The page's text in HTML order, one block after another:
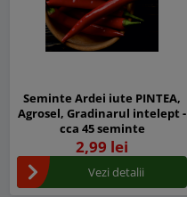
Seminte Ardei iute PINTEA,
Agrosel, Gradinarul intelept -
cca 45 seminte
2,99 lei
Vezi detalii